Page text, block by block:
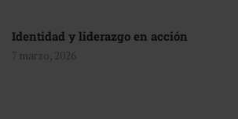
Identidad y liderazgo en acción
7 marzo, 2026